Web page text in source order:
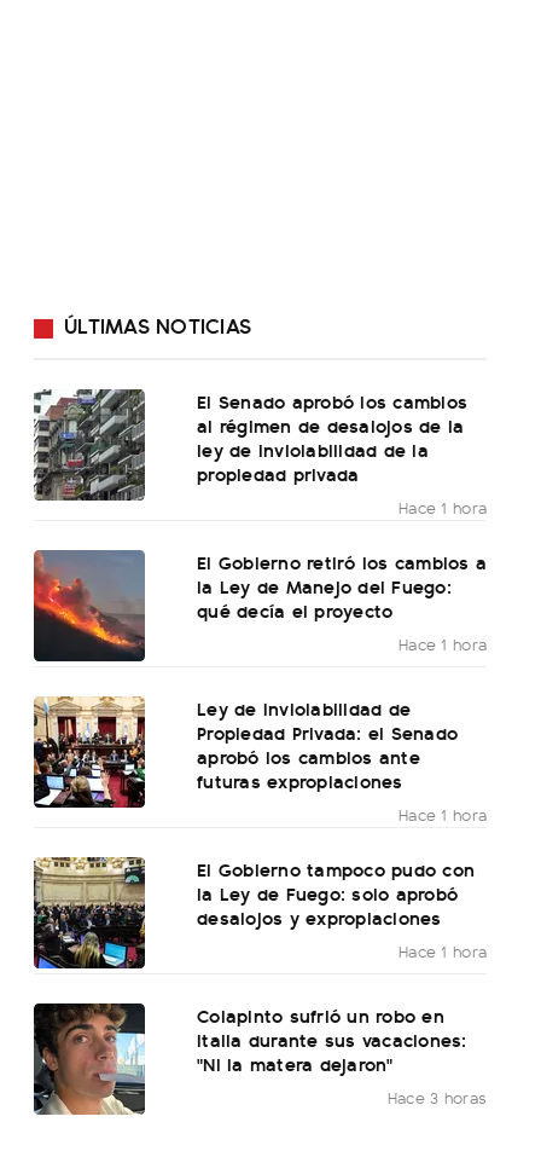
ÚLTIMAS NOTICIAS
El Senado aprobó los cambios
al régimen de desalojos de la
ley de inviolabilidad de la
propiedad privada
Hace 1 hora
El Gobierno retiró los cambios a
la Ley de Manejo del Fuego:
qué decía el proyecto
Hace 1 hora
Ley de Inviolabilidad de
Propiedad Privada: el Senado
aprobó los cambios ante
futuras expropiaciones
Hace 1 hora
El Gobierno tampoco pudo con
la Ley de Fuego: solo aprobó
desalojos y expropiaciones
Hace 1 hora
Colapinto sufrió un robo en
Italia durante sus vacaciones:
"Ni la matera dejaron"
Hace 3 horas